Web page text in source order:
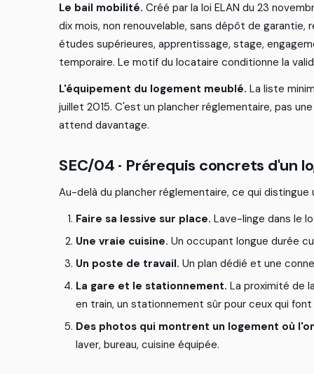
Le bail mobilité. Créé par la loi ELAN du 23 novembr
dix mois, non renouvelable, sans dépôt de garantie, r
études supérieures, apprentissage, stage, engagem
temporaire. Le motif du locataire conditionne la valid
L'équipement du logement meublé. La liste minim
juillet 2015. C'est un plancher réglementaire, pas une
attend davantage.
SEC/04 · Prérequis concrets d'un lo
Au-delà du plancher réglementaire, ce qui distingue
Faire sa lessive sur place. Lave-linge dans le lo
Une vraie cuisine. Un occupant longue durée cu
Un poste de travail. Un plan dédié et une conne
La gare et le stationnement. La proximité de la
en train, un stationnement sûr pour ceux qui font
Des photos qui montrent un logement où
laver, bureau, cuisine équipée.